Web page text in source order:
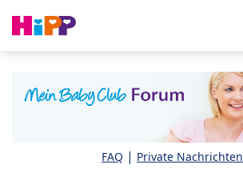
FAQ | Private Nachrichten